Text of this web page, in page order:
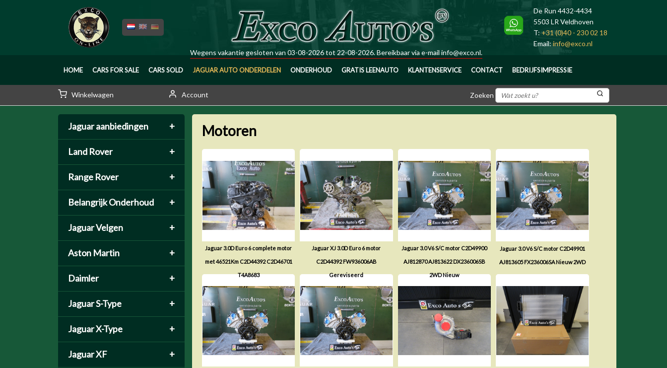
Wegens vakantie gesloten van 03-08-2026 tot 22-08-2026. Bereikbaar via e-mailinfo@exco.nl.
De Run 4432-4434
5503 LR Veldhoven
T: +31 (0)40 - 230 02 18
Email:info@exco.nl
HOME CARS FOR SALE CARS SOLD JAGUAR AUTO ONDERDELEN ONDERHOUD GRATIS LEENAUTO KLANTENSERVICE CONTACT BEDRIJFSIMPRESSIE
Winkelwagen Account Zoeken
Jaguar aanbiedingen +
Land Rover +
Range Rover +
Belangrijk Onderhoud +
Jaguar Velgen +
Aston Martin +
Daimler +
Jaguar S-Type +
Jaguar X-Type +
Jaguar XF +
Motoren
Jaguar 3.0D Euro 6 complete motor
met 46521Km C2D44392 C2D46701
T4A8683
Jaguar XJ 3.0D Euro 6 motor
C2D44392 FW936006AB
Gereviseerd
Jaguar 3.0 V6 S/C motor C2D49900
AJ812870 AJ813622 DX236006SB
2WD Nieuw
Jaguar 3.0 V6 S/C motor C2D49901
AJ813605 FX236006SA Nieuw 2WD